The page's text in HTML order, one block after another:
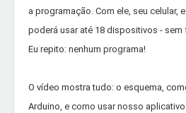
a programação. Com ele, seu celular,
poderá usar até 18 dispositivos - sem
Eu repito: nenhum programa!
O vídeo mostra tudo: o esquema,
Arduino, e como usar nosso